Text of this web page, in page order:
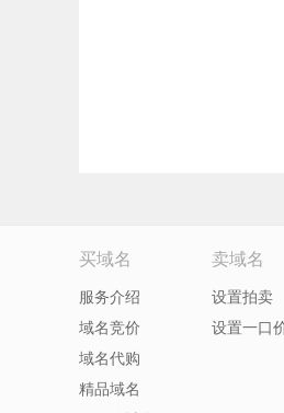
买域名
服务介绍
域名竞价
域名代购
精品域名
卖域名
设置拍卖
设置一口